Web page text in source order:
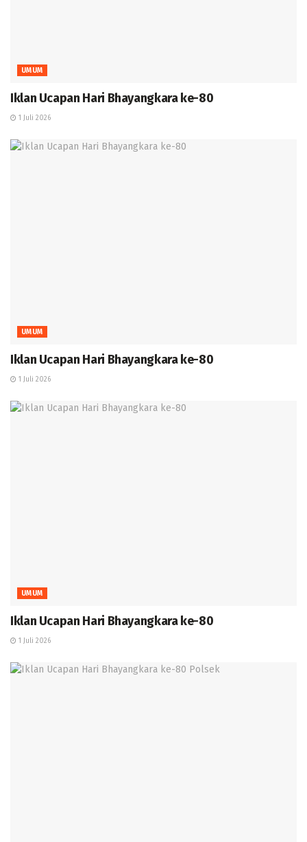
UMUM
Iklan Ucapan Hari Bhayangkara ke-80
1 Juli 2026
UMUM
Iklan Ucapan Hari Bhayangkara ke-80
1 Juli 2026
UMUM
Iklan Ucapan Hari Bhayangkara ke-80
1 Juli 2026